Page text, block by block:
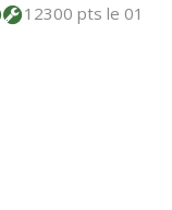
12300 ptsle 01